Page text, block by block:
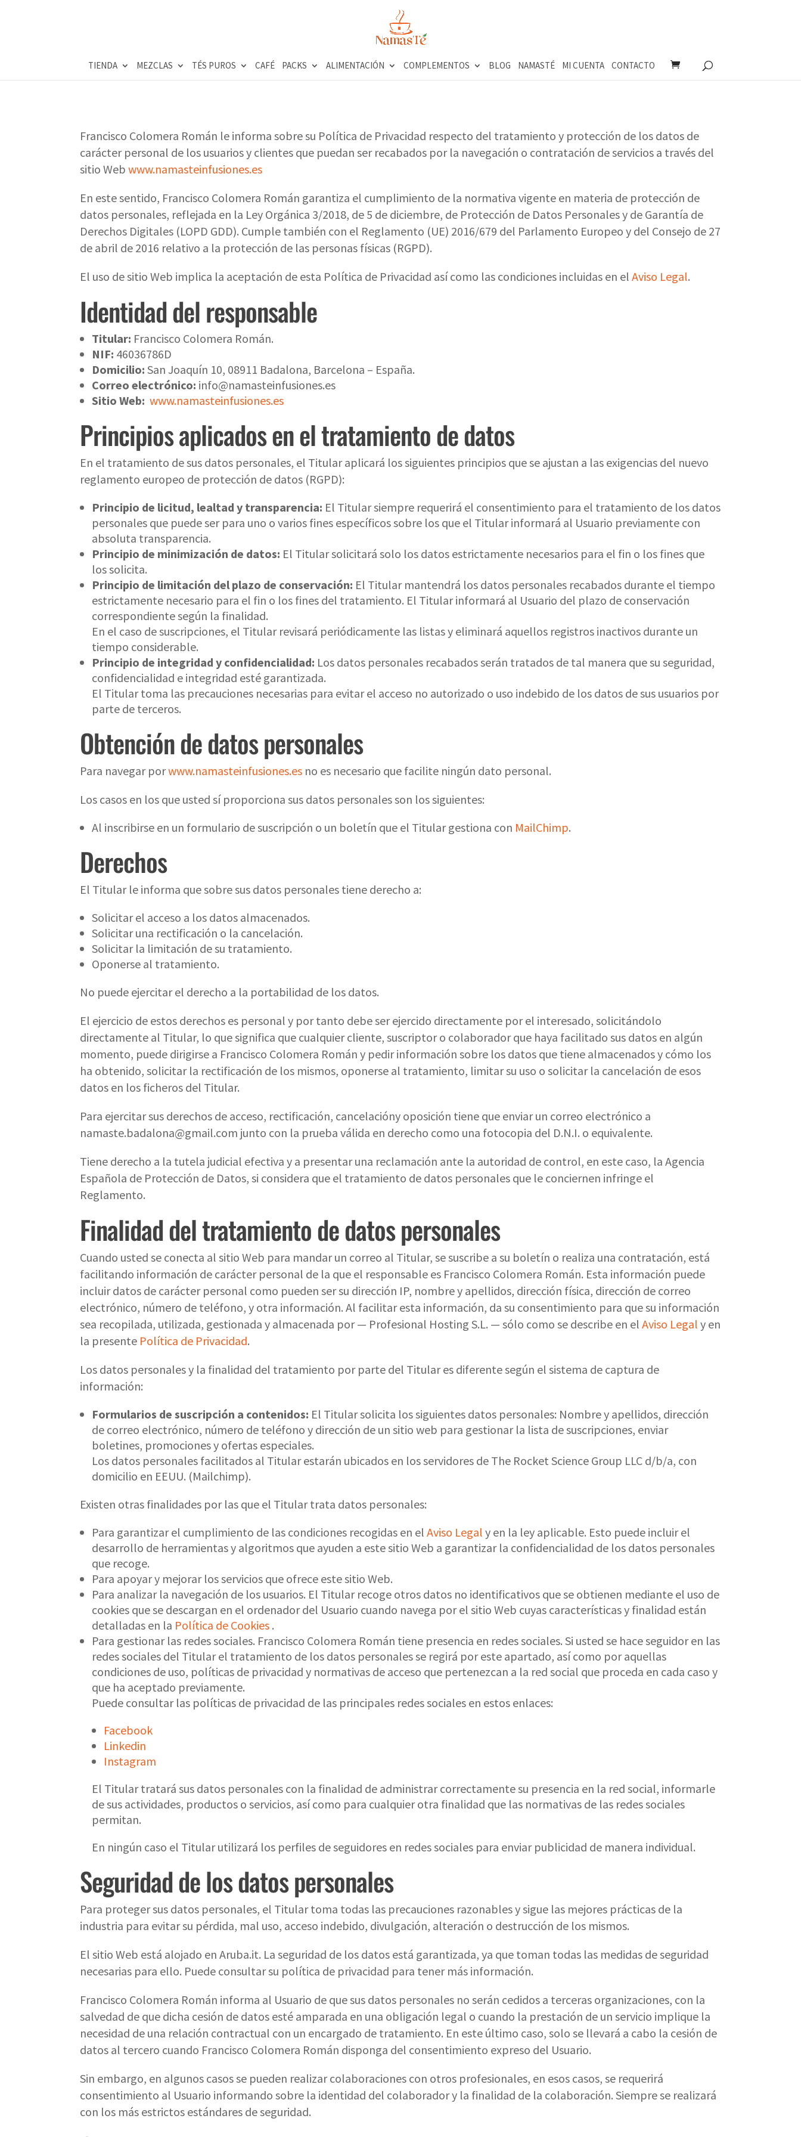
TIENDA MEZCLAS TÉS PUROS CAFÉ PACKS ALIMENTACIÓN COMPLEMENTOS BLOG NAMASTÉ MI CUENTA CONTACTO
Francisco Colomera Román le informa sobre su Política de Privacidad respecto del tratamiento y protección de los datos de
carácter personal de los usuarios y clientes que puedan ser recabados por la navegación o contratación de servicios a través del
sitio Webwww.namasteinfusiones.es
En este sentido, Francisco Colomera Román garantiza el cumplimiento de la normativa vigente en materia de protección de
datos personales, reflejada en la Ley Orgánica 3/2018, de 5 de diciembre, de Protección de Datos Personales y de Garantía de
Derechos Digitales (LOPD GDD). Cumple también con el Reglamento (UE) 2016/679 del Parlamento Europeo y del Consejo de 27
de abril de 2016 relativo a la protección de las personas físicas (RGPD).
El uso de sitio Web implica la aceptación de esta Política de Privacidad así como las condiciones incluidas en elAviso Legal.
Identidad del responsable
Titular: Francisco Colomera Román.
NIF: 46036786D
Domicilio: San Joaquín 10, 08911 Badalona, Barcelona – España.
Correo electrónico: info@namasteinfusiones.es
Sitio Web: www.namasteinfusiones.es
Principios aplicados en el tratamiento de datos
En el tratamiento de sus datos personales, el Titular aplicará los siguientes principios que se ajustan a las exigencias del nuevo
reglamento europeo de protección de datos (RGPD):
Principio de licitud, lealtad y transparencia: El Titular siempre requerirá el consentimiento para el tratamiento de los datos
personales que puede ser para uno o varios fines específicos sobre los que el Titular informará al Usuario previamente con
absoluta transparencia.
Principio de minimización de datos: El Titular solicitará solo los datos estrictamente necesarios para el fin o los fines que
los solicita.
Principio de limitación del plazo de conservación: El Titular mantendrá los datos personales recabados durante el tiempo
estrictamente necesario para el fin o los fines del tratamiento. El Titular informará al Usuario del plazo de conservación
correspondiente según la finalidad.
En el caso de suscripciones, el Titular revisará periódicamente las listas y eliminará aquellos registros inactivos durante un
tiempo considerable.
Principio de integridad y confidencialidad: Los datos personales recabados serán tratados de tal manera que su seguridad,
confidencialidad e integridad esté garantizada.
El Titular toma las precauciones necesarias para evitar el acceso no autorizado o uso indebido de los datos de sus usuarios por
parte de terceros.
Obtención de datos personales
Para navegar porwww.namasteinfusiones.es no es necesario que facilite ningún dato personal.
Los casos en los que usted sí proporciona sus datos personales son los siguientes:
Al inscribirse en un formulario de suscripción o un boletín que el Titular gestiona con MailChimp.
Derechos
El Titular le informa que sobre sus datos personales tiene derecho a:
Solicitar el acceso a los datos almacenados.
Solicitar una rectificación o la cancelación.
Solicitar la limitación de su tratamiento.
Oponerse al tratamiento.
No puede ejercitar el derecho a la portabilidad de los datos.
El ejercicio de estos derechos es personal y por tanto debe ser ejercido directamente por el interesado, solicitándolo
directamente al Titular, lo que significa que cualquier cliente, suscriptor o colaborador que haya facilitado sus datos en algún
momento, puede dirigirse a Francisco Colomera Román y pedir información sobre los datos que tiene almacenados y cómo los
ha obtenido, solicitar la rectificación de los mismos, oponerse al tratamiento, limitar su uso o solicitar la cancelación de esos
datos en los ficheros del Titular.
Para ejercitar sus derechos de acceso, rectificación, cancelacióny oposición tiene que enviar un correo electrónico a
namaste.badalona@gmail.com junto con la prueba válida en derecho como una fotocopia del D.N.I. o equivalente.
Tiene derecho a la tutela judicial efectiva y a presentar una reclamación ante la autoridad de control, en este caso, la Agencia
Española de Protección de Datos, si considera que el tratamiento de datos personales que le conciernen infringe el
Reglamento.
Finalidad del tratamiento de datos personales
Cuando usted se conecta al sitio Web para mandar un correo al Titular, se suscribe a su boletín o realiza una contratación, está
facilitando información de carácter personal de la que el responsable es Francisco Colomera Román. Esta información puede
incluir datos de carácter personal como pueden ser su dirección IP, nombre y apellidos, dirección física, dirección de correo
electrónico, número de teléfono, y otra información. Al facilitar esta información, da su consentimiento para que su información
sea recopilada, utilizada, gestionada y almacenada por — Profesional Hosting S.L. — sólo como se describe en elAviso Legal y en
la presente Política de Privacidad.
Los datos personales y la finalidad del tratamiento por parte del Titular es diferente según el sistema de captura de
información:
Formularios de suscripción a contenidos: El Titular solicita los siguientes datos personales: Nombre y apellidos, dirección
de correo electrónico, número de teléfono y dirección de un sitio web para gestionar la lista de suscripciones, enviar
boletines, promociones y ofertas especiales.
Los datos personales facilitados al Titular estarán ubicados en los servidores de The Rocket Science Group LLC d/b/a, con
domicilio en EEUU. (Mailchimp).
Existen otras finalidades por las que el Titular trata datos personales:
Para garantizar el cumplimiento de las condiciones recogidas en elAviso Legal y en la ley aplicable. Esto puede incluir el
desarrollo de herramientas y algoritmos que ayuden a este sitio Web a garantizar la confidencialidad de los datos personales
que recoge.
Para apoyar y mejorar los servicios que ofrece este sitio Web.
Para analizar la navegación de los usuarios. El Titular recoge otros datos no identificativos que se obtienen mediante el uso de
cookies que se descargan en el ordenador del Usuario cuando navega por el sitio Web cuyas características y finalidad están
detalladas en la Política de Cookies .
Para gestionar las redes sociales. Francisco Colomera Román tiene presencia en redes sociales. Si usted se hace seguidor en las
redes sociales del Titular el tratamiento de los datos personales se regirá por este apartado, así como por aquellas
condiciones de uso, políticas de privacidad y normativas de acceso que pertenezcan a la red social que proceda en cada caso y
que ha aceptado previamente.
Puede consultar las políticas de privacidad de las principales redes sociales en estos enlaces:
Facebook
Linkedin
Instagram
El Titular tratará sus datos personales con la finalidad de administrar correctamente su presencia en la red social, informarle
de sus actividades, productos o servicios, así como para cualquier otra finalidad que las normativas de las redes sociales
permitan.
En ningún caso el Titular utilizará los perfiles de seguidores en redes sociales para enviar publicidad de manera individual.
Seguridad de los datos personales
Para proteger sus datos personales, el Titular toma todas las precauciones razonables y sigue las mejores prácticas de la
industria para evitar su pérdida, mal uso, acceso indebido, divulgación, alteración o destrucción de los mismos.
El sitio Web está alojado en Aruba.it. La seguridad de los datos está garantizada, ya que toman todas las medidas de seguridad
necesarias para ello. Puede consultar su política de privacidad para tener más información.
Francisco Colomera Román informa al Usuario de que sus datos personales no serán cedidos a terceras organizaciones, con la
salvedad de que dicha cesión de datos esté amparada en una obligación legal o cuando la prestación de un servicio implique la
necesidad de una relación contractual con un encargado de tratamiento. En este último caso, solo se llevará a cabo la cesión de
datos al tercero cuando Francisco Colomera Román disponga del consentimiento expreso del Usuario.
Sin embargo, en algunos casos se pueden realizar colaboraciones con otros profesionales, en esos casos, se requerirá
consentimiento al Usuario informando sobre la identidad del colaborador y la finalidad de la colaboración. Siempre se realizará
con los más estrictos estándares de seguridad.